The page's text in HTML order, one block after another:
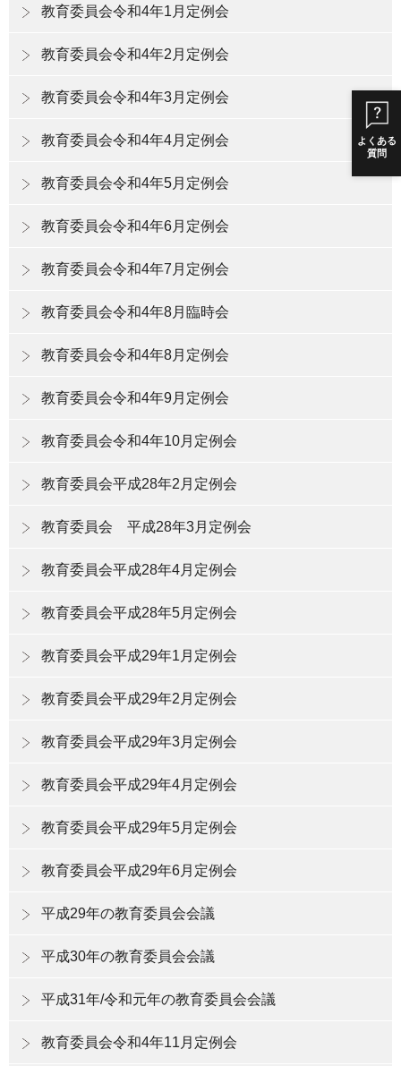
よくある
質問
教育委員会令和4年1月定例会
教育委員会令和4年2月定例会
教育委員会令和4年3月定例会
教育委員会令和4年4月定例会
教育委員会令和4年5月定例会
教育委員会令和4年6月定例会
教育委員会令和4年7月定例会
教育委員会令和4年8月臨時会
教育委員会令和4年8月定例会
教育委員会令和4年9月定例会
教育委員会令和4年10月定例会
教育委員会平成28年2月定例会
教育委員会 平成28年3月定例会
教育委員会平成28年4月定例会
教育委員会平成28年5月定例会
教育委員会平成29年1月定例会
教育委員会平成29年2月定例会
教育委員会平成29年3月定例会
教育委員会平成29年4月定例会
教育委員会平成29年5月定例会
教育委員会平成29年6月定例会
平成29年の教育委員会会議
平成30年の教育委員会会議
平成31年/令和元年の教育委員会会議
教育委員会令和4年11月定例会